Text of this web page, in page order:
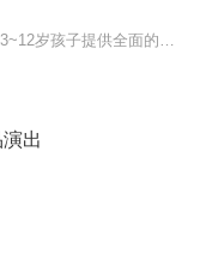
出